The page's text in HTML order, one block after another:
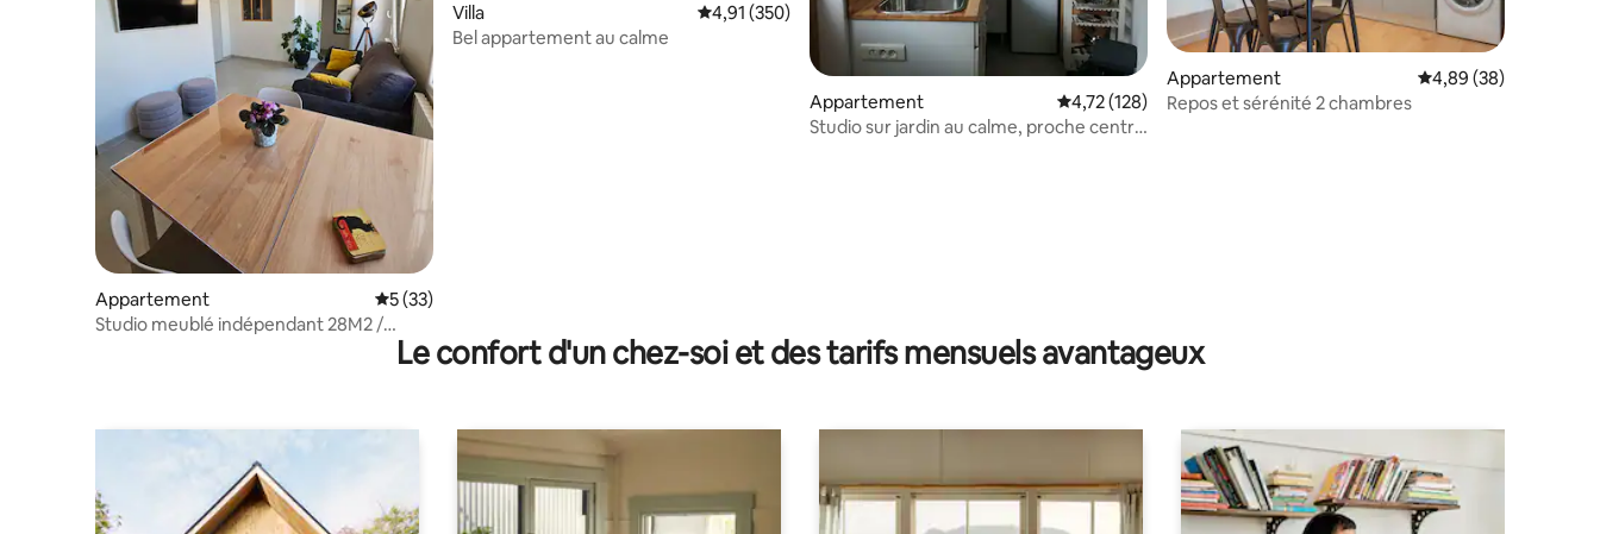
Appartement Évaluation moyenne sur la base de 33 commentaires : 5 sur 5
5 (33)
Studio meublé indépendant 28M2 /
Villa Évaluation moyenne sur la base de 350 commentaires : 4,91 sur 5
4,91 (350)
Bel appartement au calme
Appartement Évaluation moyenne sur la base de 128 commentaires : 4,72 sur 5
4,72 (128)
Studio sur jardin au calme, proche centre
Appartement Évaluation moyenne
4,89 (38)
Repos et sérénité 2 chambres
Le confort d'un chez-soi et des tarifs mensuels avantageux